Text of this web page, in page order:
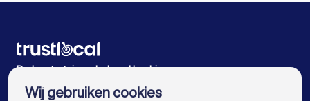
Tuinonderhoud bedrijven in Deerlijk
Tuinonderhoud bedrijven in Roeselare Oekene
Tuinonderhoud bedrijven in Antwerpen
De beste tuinonderhoud bedrijven voor u
Wij gebruiken cookies